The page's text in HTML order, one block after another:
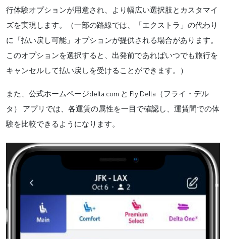
行体験オプションが用意され、より幅広い選択肢とカスタマイ
ズを実現します。（一部の路線では、「エクストラ」の代わり
に「払い戻し可能」オプションが提供される場合があります。
このオプションを選択すると、出発前であればいつでも旅行を
キャンセルして払い戻しを受けることができます。）
また、公式ホームページdelta.com と Fly Delta （フライ・デル
タ）
アプリでは、各運賃の属性を一目で確認し、運賃間での体
験を比較できるようになります。